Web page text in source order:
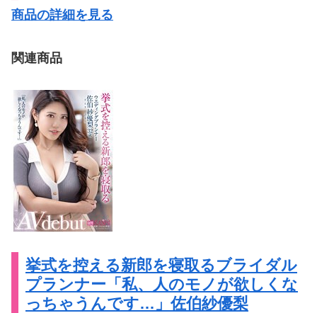
商品の詳細を見る
関連商品
挙式を控える新郎を寝取るブライダル
プランナー「私、人のモノが欲しくな
っちゃうんです…」佐伯紗優梨